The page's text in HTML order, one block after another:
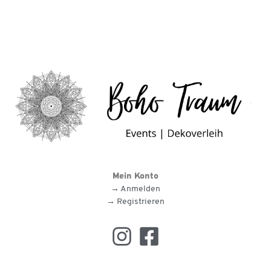
Mein Konto
→ Anmelden
→ Registrieren